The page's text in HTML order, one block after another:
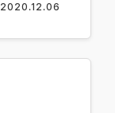
2020.12.06